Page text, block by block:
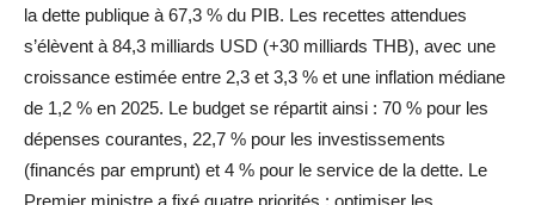
la dette publique à 67,3 % du PIB. Les recettes attendues
s’élèvent à 84,3 milliards USD (+30 milliards THB), avec une
croissance estimée entre 2,3 et 3,3 % et une inflation médiane
de 1,2 % en 2025. Le budget se répartit ainsi : 70 % pour les
dépenses courantes, 22,7 % pour les investissements
(financés par emprunt) et 4 % pour le service de la dette. Le
Premier ministre a fixé quatre priorités : optimiser les